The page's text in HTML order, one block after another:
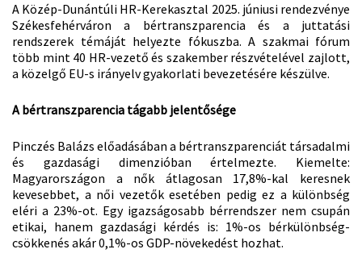
A Közép-Dunántúli HR-Kerekasztal 2025. júniusi rendezvénye
Székesfehérváron a bértranszparencia és a juttatási
rendszerek témáját helyezte fókuszba. A szakmai fórum
több mint 40 HR-vezető és szakember részvételével zajlott,
a közelgő EU-s irányelv gyakorlati bevezetésére készülve.
A bértranszparencia tágabb jelentősége
Pinczés Balázs előadásában a bértranszparenciát társadalmi
és gazdasági dimenzióban értelmezte. Kiemelte:
Magyarországon a nők átlagosan 17,8%-kal keresnek
kevesebbet, a női vezetők esetében pedig ez a különbség
eléri a 23%-ot. Egy igazságosabb bérrendszer nem csupán
etikai, hanem gazdasági kérdés is: 1%-os bérkülönbség-
csökkenés akár 0,1%-os GDP-növekedést hozhat.